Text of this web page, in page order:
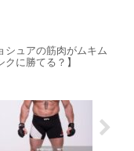
シュアの筋肉がムキム
に勝てる？】